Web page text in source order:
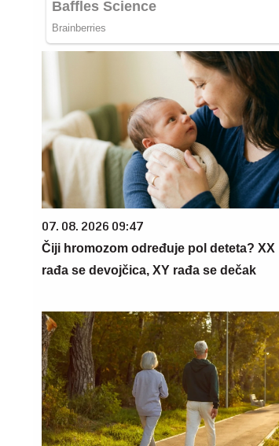
07. 08. 2026 09:47
Čiji hromozom određuje pol deteta? XX
rađa se devojčica, XY rađa se dečak